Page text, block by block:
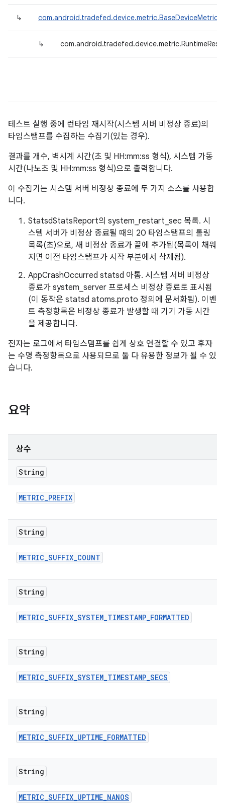
↳
↳
테스트 실행 중에 런타임 재시작(시스템 서버 비정상 종료)의
타임스탬프를 수집하는 수집기(있는 경우).
결과를 개수, 벽시계 시간(초 및 HH:mm:ss 형식), 시스템 가동
시간(나노초 및 HH:mm:ss 형식)으로 출력합니다.
이 수집기는 시스템 서버 비정상 종료에 두 가지 소스를 사용합
니다.
StatsdStatsReport의 system_restart_sec 목록. 시
스템 서버가 비정상 종료될 때의 20 타임스탬프의 롤링
목록(초)으로, 새 비정상 종료가 끝에 추가됨(목록이 채워
지면 이전 타임스탬프가 시작 부분에서 삭제됨).
AppCrashOccurred statsd 아톰. 시스템 서버 비정상
종료가 system_server 프로세스 비정상 종료로 표시됨
(이 동작은 statsd atoms.proto 정의에 문서화됨). 이벤
트 측정항목은 비정상 종료가 발생할 때 기기 가동 시간
을 제공합니다.
전자는 로그에서 타임스탬프를 쉽게 상호 연결할 수 있고 후자
는 수명 측정항목으로 사용되므로 둘 다 유용한 정보가 될 수 있
습니다.
요약
상수
String
METRIC_PREFIX
String
METRIC_SUFFIX_COUNT
String
METRIC_SUFFIX_SYSTEM_TIMESTAMP_FORMATTED
String
METRIC_SUFFIX_SYSTEM_TIMESTAMP_SECS
String
METRIC_SUFFIX_UPTIME_FORMATTED
String
METRIC_SUFFIX_UPTIME_NANOS